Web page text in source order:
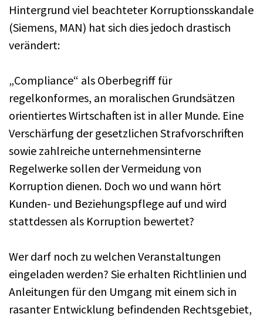
Hintergrund viel beachteter Korruptionsskandale
(Siemens, MAN) hat sich dies jedoch drastisch
verändert:
„Compliance“ als Oberbegriff für
regelkonformes, an moralischen Grundsätzen
orientiertes Wirtschaften ist in aller Munde. Eine
Verschärfung der gesetzlichen Strafvorschriften
sowie zahlreiche unternehmensinterne
Regelwerke sollen der Vermeidung von
Korruption dienen. Doch wo und wann hört
Kunden- und Beziehungspflege auf und wird
stattdessen als Korruption bewertet?
Wer darf noch zu welchen Veranstaltungen
eingeladen werden? Sie erhalten Richtlinien und
Anleitungen für den Umgang mit einem sich in
rasanter Entwicklung befindenden Rechtsgebiet,